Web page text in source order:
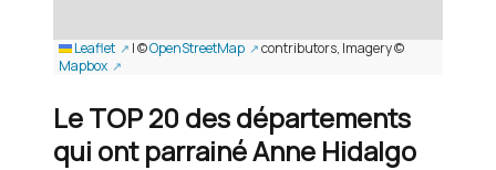
Leaflet |©OpenStreetMap
contributors, Imagery ©
Mapbox
Le TOP 20 des départements
qui ont parrainé Anne Hidalgo